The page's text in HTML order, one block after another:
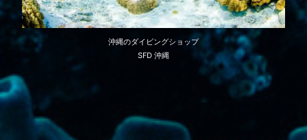
沖縄のダイビングショップ
SFD 沖縄